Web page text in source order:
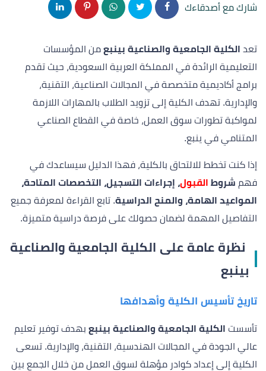
شارك مع أصدقاءك
تعد الكلية الجامعية والصناعية بينبع من المؤسسات
التعليمية الرائدة في المملكة العربية السعودية، حيث تقدم
برامج أكاديمية متخصصة في المجالات الصناعية، التقنية،
والإدارية. تهدف الكلية إلى تزويد الطلاب بالمهارات اللازمة
لمواكبة تطورات سوق العمل، خاصة في القطاع الصناعي
المتنامي في ينبع.
إذا كنت تخطط للالتحاق بالكلية، فهذا الدليل سيساعدك في
فهم شروط القبول، إجراءات التسجيل، التخصصات المتاحة،
المواعيد الهامة، والمنح الدراسية. تابع القراءة لمعرفة جميع
التفاصيل المهمة لضمان حصولك على فرصة دراسية متميزة.
نظرة عامة على الكلية الجامعية والصناعية
بينبع
تاريخ تأسيس الكلية وأهدافها
تأسست الكلية الجامعية والصناعية بينبع بهدف توفير تعليم
عالي الجودة في المجالات الهندسية، التقنية، والإدارية. تسعى
الكلية إلى إعداد كوادر مؤهلة لسوق العمل من خلال الجمع بين